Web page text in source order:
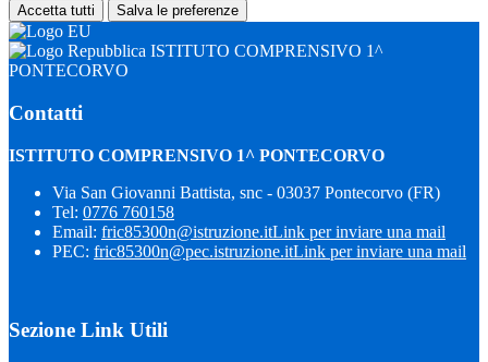
Accetta tutti Salva le preferenze
ISTITUTO COMPRENSIVO 1^
PONTECORVO
Contatti
ISTITUTO COMPRENSIVO 1^ PONTECORVO
Via San Giovanni Battista, snc - 03037 Pontecorvo (FR)
Tel: 0776 760158
Email: fric85300n@istruzione.itLink per inviare una mail
PEC: fric85300n@pec.istruzione.itLink per inviare una mail
Sezione Link Utili